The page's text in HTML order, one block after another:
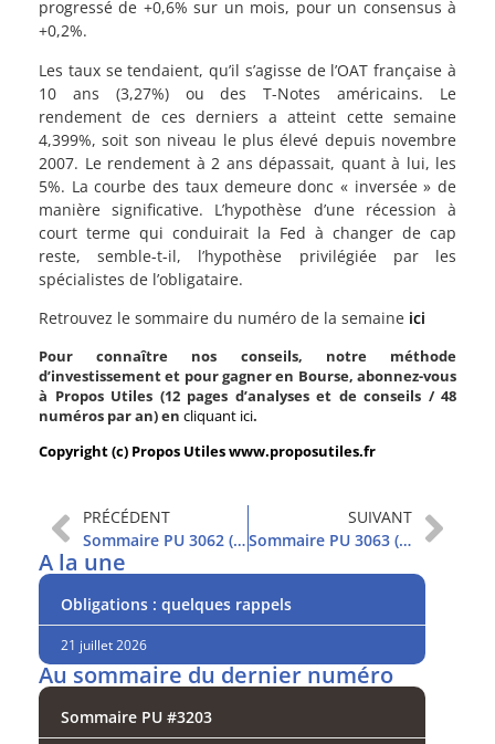
progressé de +0,6% sur un mois, pour un consensus à
+0,2%.
Les taux se tendaient, qu’il s’agisse de l’OAT française à
10 ans (3,27%) ou des T-Notes américains. Le
rendement de ces derniers a atteint cette semaine
4,399%, soit son niveau le plus élevé depuis novembre
2007. Le rendement à 2 ans dépassait, quant à lui, les
5%. La courbe des taux demeure donc « inversée » de
manière significative. L’hypothèse d’une récession à
court terme qui conduirait la Fed à changer de cap
reste, semble-t-il, l’hypothèse privilégiée par les
spécialistes de l’obligataire.
Retrouvez le sommaire du numéro de la semaine ici
Pour connaître nos conseils, notre méthode
d’investissement et pour gagner en Bourse, abonnez-vous
à Propos Utiles (12 pages d’analyses et de conseils / 48
numéros par an) en cliquant ici.
Copyright (c) Propos Utiles www.proposutiles.fr
PRÉCÉDENT
Sommaire PU 3062 (12/9/2023)
SUIVANT
Sommaire PU 3063 (19/9/2023)
A la une
Obligations : quelques rappels
21 juillet 2026
Au sommaire du dernier numéro
Sommaire PU #3203